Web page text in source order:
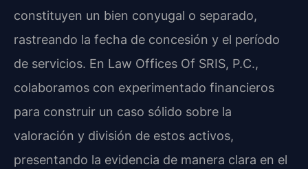
constituyen un bien conyugal o separado,
rastreando la fecha de concesión y el período
de servicios. En Law Offices Of SRIS, P.C.,
colaboramos con experimentado financieros
para construir un caso sólido sobre la
valoración y división de estos activos,
presentando la evidencia de manera clara en el